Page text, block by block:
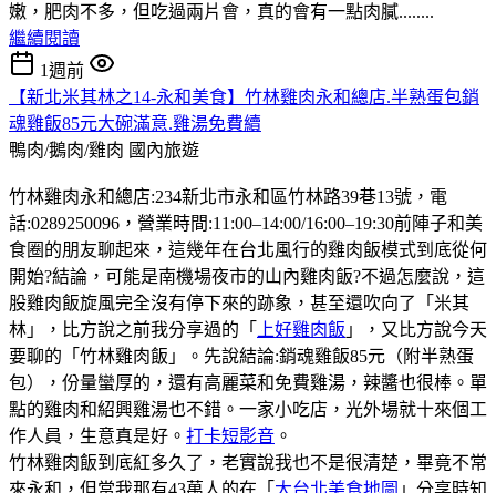
嫩，肥肉不多，但吃過兩片會，真的會有一點肉膩........
繼續閱讀
1週前
【新北米其林之14-永和美食】竹林雞肉永和總店.半熟蛋包銷
魂雞飯85元大碗滿意.雞湯免費續
鴨肉/鵝肉/雞肉 國內旅遊
竹林雞肉永和總店:234新北市永和區竹林路39巷13號，電
話:0289250096，營業時間:11:00–14:00/16:00–19:30前陣子和美
食圈的朋友聊起來，這幾年在台北風行的雞肉飯模式到底從何
開始?結論，可能是南機場夜市的山內雞肉飯?不過怎麼說，這
股雞肉飯旋風完全沒有停下來的跡象，甚至還吹向了「米其
林」，比方說之前我分享過的「
上好雞肉飯 」，又比方說今天
要聊的「竹林雞肉飯」。先說結論:銷魂雞飯85元（附半熟蛋
包），份量蠻厚的，還有高麗菜和免費雞湯，辣醬也很棒。單
點的雞肉和紹興雞湯也不錯。一家小吃店，光外場就十來個工
作人員，生意真是好。 打卡短影音 。
竹林雞肉飯到底紅多久了，老實說我也不是很清楚，畢竟不常
來永和，但當我那有43萬人的在「 大台北美食地圖 」分享時知